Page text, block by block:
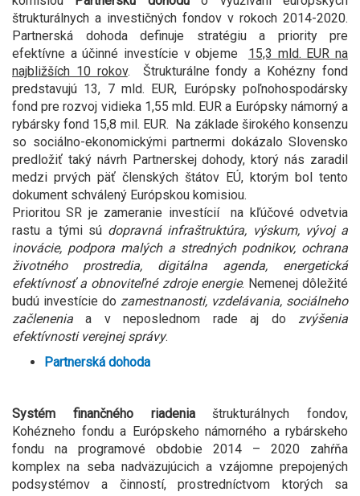
štrukturálnych a investičných fondov v rokoch 2014-2020.
Partnerská dohoda definuje stratégiu a priority pre
efektívne a účinné investície v objeme 15,3 mld. EUR na
najbližších 10 rokov. Štrukturálne fondy a Kohézny fond
predstavujú 13, 7 mld. EUR, Európsky poľnohospodársky
fond pre rozvoj vidieka 1,55 mld. EUR a Európsky námorný a
rybársky fond 15,8 mil. EUR. Na základe širokého konsenzu
so sociálno-ekonomickými partnermi dokázalo Slovensko
predložiť taký návrh Partnerskej dohody, ktorý nás zaradil
medzi prvých päť členských štátov EÚ, ktorým bol tento
dokument schválený Európskou komisiou.
Prioritou SR je zameranie investícií na kľúčové odvetvia
rastu a tými súdopravná infraštruktúra, výskum, vývoj a
inovácie, podpora malých a stredných podnikov, ochrana
životného prostredia, digitálna agenda, energetická
efektívnosť a obnoviteľné zdroje energie. Nemenej dôležité
budú investície do zamestnanosti, vzdelávania, sociálneho
začlenenia a v neposlednom rade aj do zvýšenia
efektívnosti verejnej správy.
Partnerská dohoda
Systém finančného riadeniaštrukturálnych fondov,
Kohézneho fondu a Európskeho námorného a rybárskeho
fondu na programové obdobie 2014 – 2020 zahŕňa
komplex na seba nadväzujúcich a vzájomne prepojených
podsystémov a činností, prostredníctvom ktorých sa